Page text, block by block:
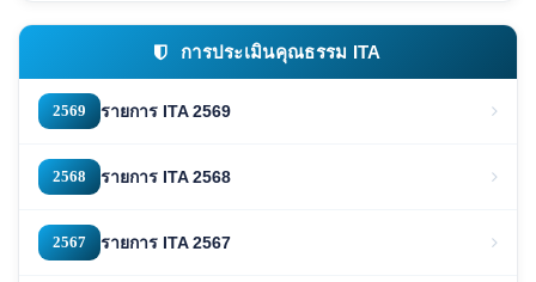
การประเมินคุณธรรม ITA
2569 รายการ ITA 2569
2568 รายการ ITA 2568
2567 รายการ ITA 2567